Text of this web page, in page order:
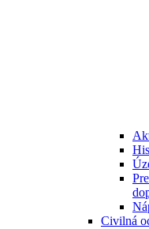
Civilná